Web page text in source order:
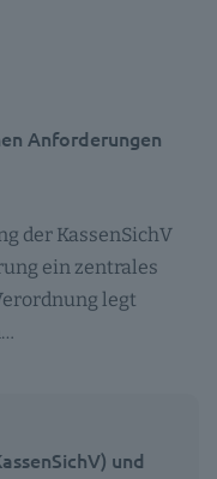
Anforderungen
der KassenSichV
ein zentrales
legt
und